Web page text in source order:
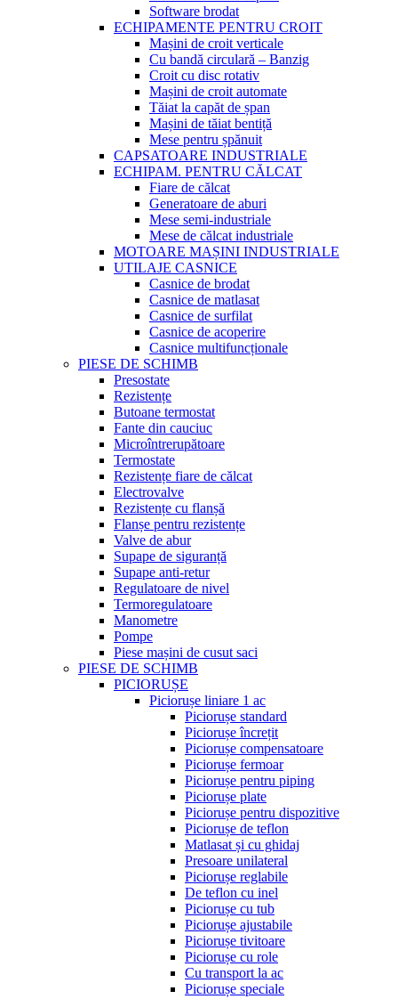
Software brodat
ECHIPAMENTE PENTRU CROIT
Mașini de croit verticale
Cu bandă circulară – Banzig
Croit cu disc rotativ
Mașini de croit automate
Tăiat la capăt de șpan
Mașini de tăiat bentiță
Mese pentru șpănuit
CAPSATOARE INDUSTRIALE
ECHIPAM. PENTRU CĂLCAT
Fiare de călcat
Generatoare de aburi
Mese semi-industriale
Mese de călcat industriale
MOTOARE MAȘINI INDUSTRIALE
UTILAJE CASNICE
Casnice de brodat
Casnice de matlasat
Casnice de surfilat
Casnice de acoperire
Casnice multifuncționale
PIESE DE SCHIMB
Presostate
Rezistențe
Butoane termostat
Fante din cauciuc
Microîntrerupătoare
Termostate
Rezistențe fiare de călcat
Electrovalve
Rezistențe cu flanșă
Flanșe pentru rezistențe
Valve de abur
Supape de siguranță
Supape anti-retur
Regulatoare de nivel
Termoregulatoare
Manometre
Pompe
Piese mașini de cusut saci
PIESE DE SCHIMB
PICIORUȘE
Piciorușe liniare 1 ac
Piciorușe standard
Piciorușe încrețit
Piciorușe compensatoare
Piciorușe fermoar
Piciorușe pentru piping
Piciorușe plate
Piciorușe pentru dispozitive
Piciorușe de teflon
Matlasat și cu ghidaj
Presoare unilateral
Piciorușe reglabile
De teflon cu inel
Piciorușe cu tub
Piciorușe ajustabile
Piciorușe tivitoare
Piciorușe cu role
Cu transport la ac
Piciorușe speciale